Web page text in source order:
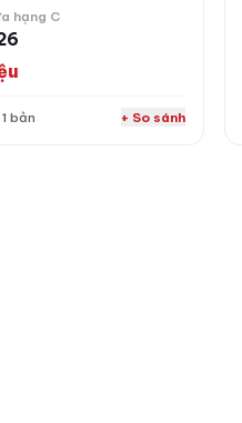
hạng C
bản + So sánh